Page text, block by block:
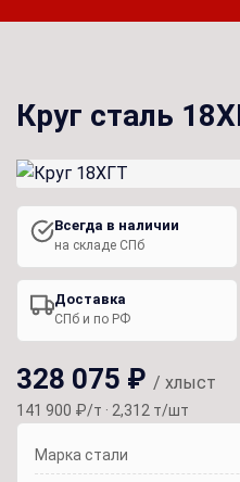
Круг сталь
Всегда в наличии
на складе СПб
Доставка
СПб и по РФ
328 075 ₽ / хлыст
141 900 ₽/т · 2,312 т/шт
Марка стали